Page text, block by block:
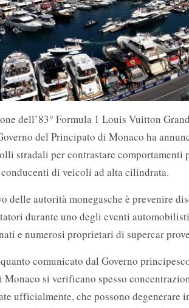
dell’83° Formula 1 Louis Vuitton
del Principato di Monaco ha
stradali per contrastare
di veicoli ad alta cilindrata.
delle autorità monegasche è prevenire
durante uno degli eventi
e numerosi proprietari di supercar
comunicato dal Governo
Monaco si verificano spesso
ufficialmente, che possono